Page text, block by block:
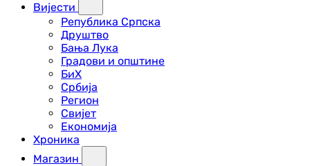
Вијести
Република Српска
Друштво
Бања Лука
Градови и општине
БиХ
Србија
Регион
Свијет
Економија
Хроника
Магазин